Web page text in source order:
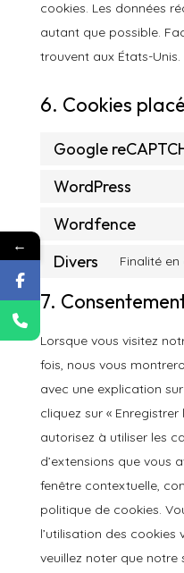
cookies. Les données
autant que possible.
trouvent aux États-Unis.
6. Cookies
Google
WordPress
Wordfence
Divers Finalité
7.
Lorsque vous visitez
fois, nous vous
avec une explication
cliquez sur «
autorisez à utiliser les
d’extensions que vous
fenêtre contextuelle,
politique de cookies.
l’utilisation des
veuillez noter que
←